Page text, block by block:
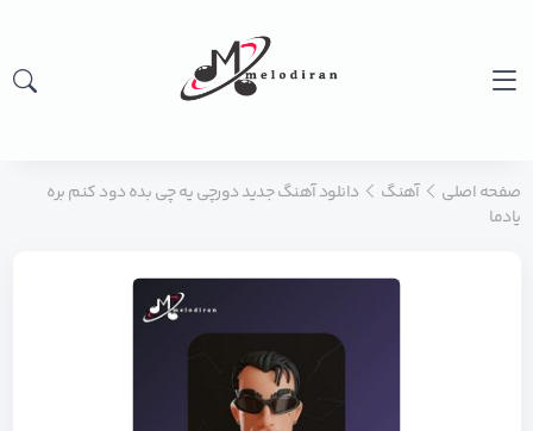
صفحه اصلی آهنگ
دانلود آهنگ جدید دورچی یه چی بده دود کنم بره
یادما